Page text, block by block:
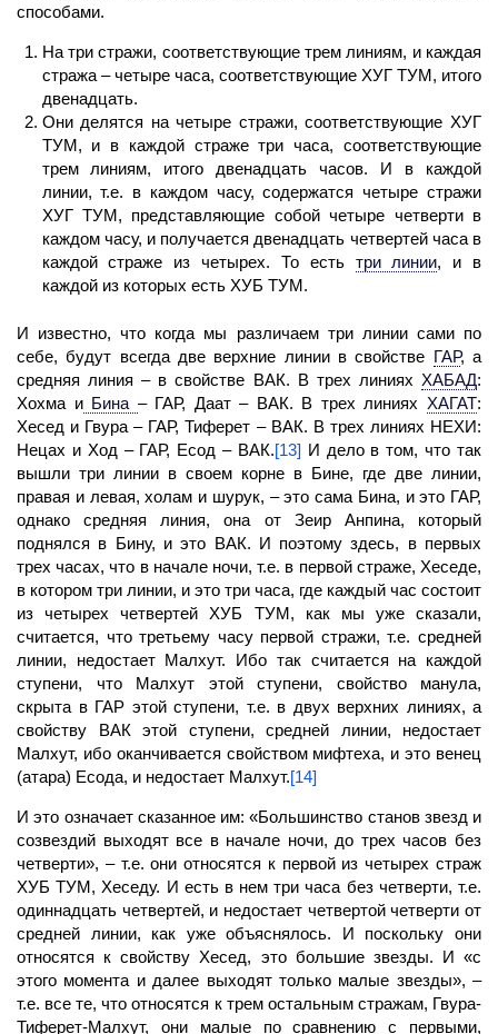
способами.
На три стражи, соответствующие трем линиям, и каждая
стража – четыре часа, соответствующие ХУГ ТУМ, итого
двенадцать.
Они делятся на четыре стражи, соответствующие ХУГ
ТУМ, и в каждой страже три часа, соответствующие
трем линиям, итого двенадцать часов. И в каждой
линии, т.е. в каждом часу, содержатся четыре стражи
ХУГ ТУМ, представляющие собой четыре четверти в
каждом часу, и получается двенадцать четвертей часа в
каждой страже из четырех. То есть
три линии, и в
каждой из которых есть ХУБ ТУМ.
И известно, что когда мы различаемтри линии сами по
себе, будут всегда две верхние линии в свойстве ГАР, а
средняя линия – в свойстве ВАК. В трех линиях ХАБАД:
Хохма иБина – ГАР, Даат – ВАК. В трех линиях ХАГАТ:
Хесед и Гвура – ГАР, Тиферет – ВАК. В трех линиях НЕХИ:
Нецах и Ход – ГАР, Есод – ВАК.[13] И дело в том, что так
вышли три линии в своем корне в Бине, где две линии,
правая и левая, холам и шурук, – это сама Бина, и это ГАР,
однако средняя линия, она от Зеир Анпина, который
поднялся в Бину, и это ВАК. И поэтому здесь, в первых
трех часах, что в начале ночи, т.е. в первой страже, Хеседе,
в котором три линии, и это три часа, где каждый час состоит
из четырех четвертей ХУБ ТУМ, как мы уже сказали,
считается, что третьему часу первой стражи, т.е. средней
линии, недостаетМалхут. Ибо так считается на каждой
ступени, что Малхут этой ступени, свойство манула,
скрыта в ГАР этой ступени, т.е. в двух верхних линиях, а
свойству ВАК этой ступени, средней линии, недостает
Малхут, ибо оканчивается свойством мифтеха, и это венец
(атара) Есода, и недостает Малхут.[14]
И это означает сказанное им: «Большинство станов звезд и
созвездий выходят все в начале ночи, до трех часов без
четверти», – т.е. они относятся к первой из четырех страж
ХУБ ТУМ, Хеседу. И есть в нем три часа без четверти, т.е.
одиннадцать четвертей, и недостает четвертой четверти от
средней линии, как уже объяснялось. И поскольку они
относятся к свойству Хесед, это большие звезды. И «с
этого момента и далее выходят только малые звезды», –
т.е. все те, что относятся к трем остальным стражам, Гвура-
Тиферет-Малхут, они малые по сравнению с первыми,